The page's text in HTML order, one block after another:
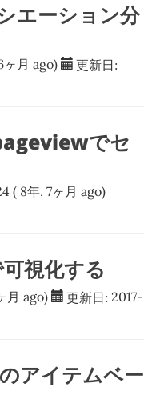
エーション分
月 ago) 更新日:
でセ
( 8年, 7ヶ月 ago)
視化する
月 ago) 更新日: 2017-
アイテムベー